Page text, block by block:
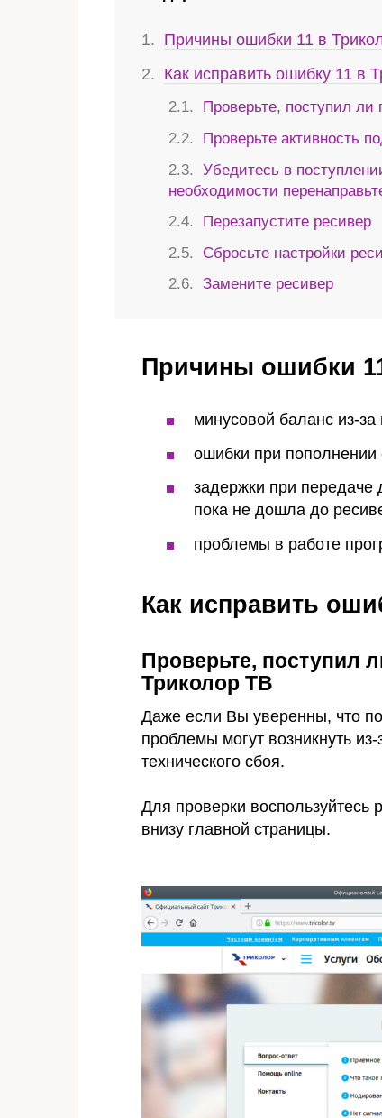
Причины ошибки 11 в
Как исправить ошибку 11 в
Проверьте, поступил
Проверьте активность
Убедитесь в
необходимости
Перезапустите ресивер
Сбросьте настройки
Замените ресивер
Причины ошибки
минусовой баланс из-
ошибки при пополнении
задержки при
пока не дошла до
проблемы в работе
Как исправить
Проверьте, поступил
Триколор ТВ
Даже если Вы уверенны, что
проблемы могут возникнуть
технического сбоя.
Для проверки
внизу главной страницы.